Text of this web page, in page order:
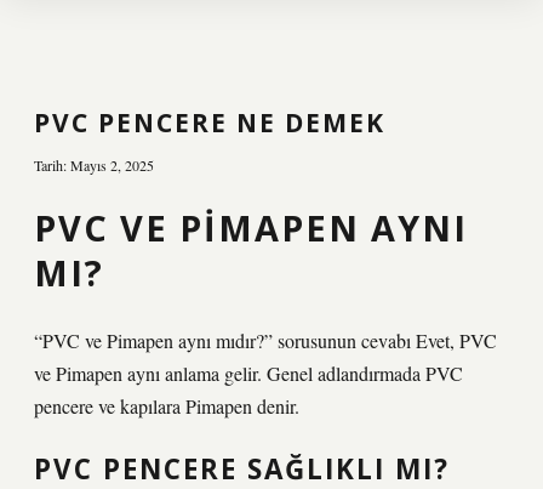
PVC PENCERE NE DEMEK
Tarih: Mayıs 2, 2025
PVC VE PIMAPEN AYNI
MI?
“PVC ve Pimapen aynı mıdır?” sorusunun cevabı Evet, PVC
ve Pimapen aynı anlama gelir. Genel adlandırmada PVC
pencere ve kapılara Pimapen denir.
PVC PENCERE SAĞLIKLI MI?